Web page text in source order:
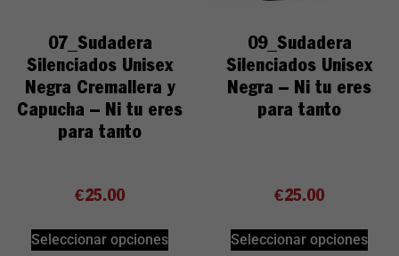
07_Sudadera
Silenciados Unisex
Negra Cremallera y
Capucha – Ni tu eres
para tanto
€25.00
Seleccionar opciones
09_Sudadera
Silenciados Unisex
Negra – Ni tu eres
para tanto
€25.00
Seleccionar opciones